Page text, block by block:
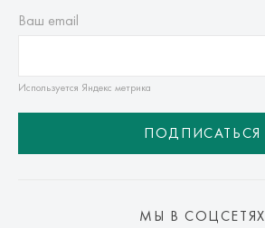
Ваш email
Используется Яндекс метрика
ПОДПИСАТЬСЯ
МЫ В СОЦСЕТЯХ